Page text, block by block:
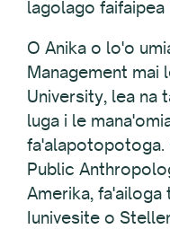
lagolago faifaipea
O Anika o lo'o
Management mai
University, lea na
luga i le
fa'alapotopotoga.
Public
Amerika, fa'ailoga
Iunivesite o